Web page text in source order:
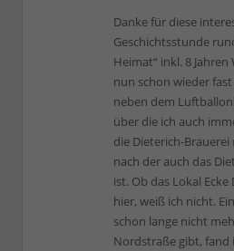
Danke für diese
Geschichtsstunde
Heimat“ inkl. 8
nun schon wieder
neben dem
über die ich auch
die Dieterich-Brauerei
nach der auch das
ist. Ob das Lokal
hier, weiß ich nicht.
schon lange nicht
Nordstraße gibt, fand